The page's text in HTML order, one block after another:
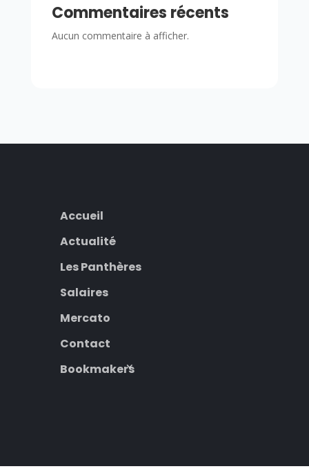
Commentaires récents
Aucun commentaire à afficher.
Accueil
Actualité
Les Panthères
Salaires
Mercato
Contact
Bookmakers